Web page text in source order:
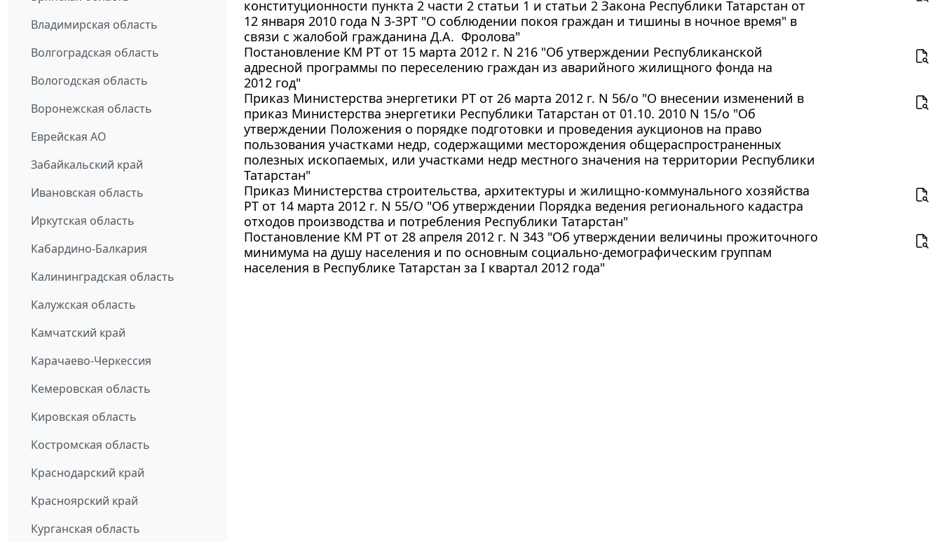
Владимирская область
Волгоградская область
Вологодская область
Воронежская область
Еврейская АО
Забайкальский край
Ивановская область
Иркутская область
Кабардино-Балкария
Калининградская область
Калужская область
Камчатский край
Карачаево-Черкессия
Кемеровская область
Кировская область
Костромская область
Краснодарский край
Красноярский край
Курганская область
конституционности пункта 2 части 2 статьи 1 и статьи 2 Закона Республики Татарстан от
12 января 2010 года N 3-ЗРТ "О соблюдении покоя граждан и тишины в ночное время" в
связи с жалобой гражданина Д.А. Фролова"
Постановление КМ РТ от 15 марта 2012 г. N 216 "Об утверждении Республиканской
адресной программы по переселению граждан из аварийного жилищного фонда на
2012 год"
Приказ Министерства энергетики РТ от 26 марта 2012 г. N 56/о "О внесении изменений в
приказ Министерства энергетики Республики Татарстан от 01.10. 2010 N 15/о "Об
утверждении Положения о порядке подготовки и проведения аукционов на право
пользования участками недр, содержащими месторождения общераспространенных
полезных ископаемых, или участками недр местного значения на территории Республики
Татарстан"
Приказ Министерства строительства, архитектуры и жилищно-коммунального хозяйства
РТ от 14 марта 2012 г. N 55/О "Об утверждении Порядка ведения регионального кадастра
отходов производства и потребления Республики Татарстан"
Постановление КМ РТ от 28 апреля 2012 г. N 343 "Об утверждении величины прожиточного
минимума на душу населения и по основным социально-демографическим группам
населения в Республике Татарстан за I квартал 2012 года"